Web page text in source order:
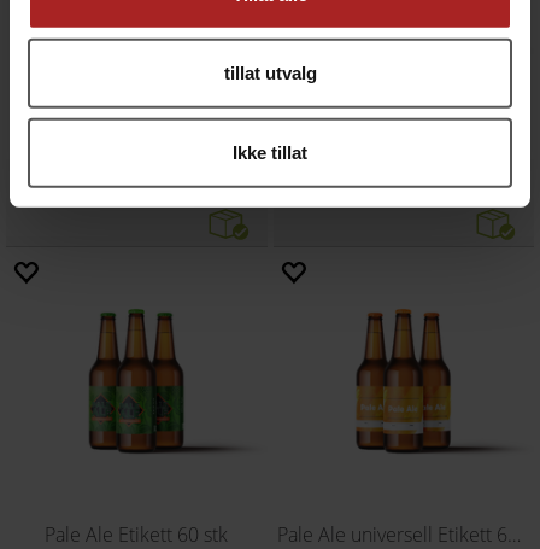
tillat utvalg
Ikke tillat
Passer til boks og flaske, 110 x 80 mm
Pale Ale Etikett 60 stk Pale Ale universell Etikett 60 stk